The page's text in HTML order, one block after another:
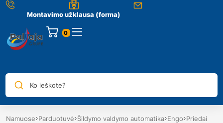
Montavimo užklausa (forma)
0
Ko ieškote?
Namuose Parduotuvė Šildymo valdymo automatika Engo Priedai